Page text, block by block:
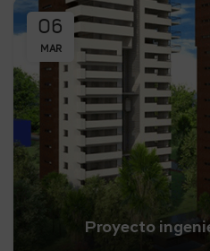
06
MAR
Proyecto